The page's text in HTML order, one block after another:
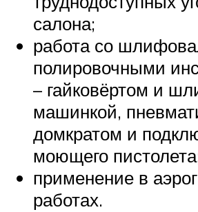
салона;
работа со
полировочными
– гайковёртом и
машинкой,
домкратом и
моющего
применение в
работах.